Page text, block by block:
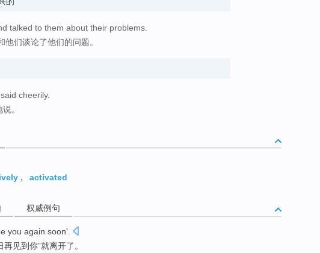
talked to them about their problems.
他们谈论了他们的问题。
cheerily.
。
, activated
权威例句
you again soon'.
再见到你”就离开了。